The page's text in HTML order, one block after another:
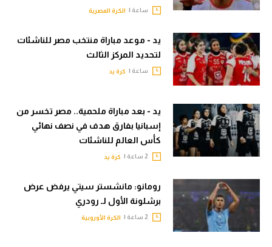
ساعة | الكرة المصرية
يد - موعد مباراة منتخب مصر للناشئات
لتحديد المركز الثالث
ساعة | كرة يد
يد - بعد مباراة ملحمية.. مصر تخسر من
إسبانيا بفارق هدف في نصف نهائي
كأس العالم للناشئات
كرة يد
رومانو: مانشستر سيتي يرفض عرض
برشلونة الأول لـ رودري
الكرة الأوروبية